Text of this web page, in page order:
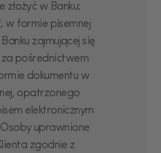
złożyć w Banku:
w formie pisemnej
zajmującej się
za pośrednictwem
dokumentu w
opatrzonego
elektronicznym
uprawnione
zgodnie z